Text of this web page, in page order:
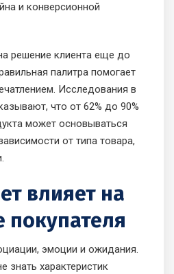
и конверсионной
решение клиента еще до
палитра помогает
Исследования в
что от 62% до 90%
может основываться
от типа товара,
влияет на
покупателя
эмоции и ожидания.
знать характеристик